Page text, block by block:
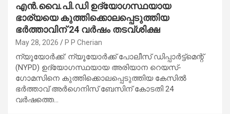
എൻ.വൈ.പി.ഡി ഉദ്യോഗസ്ഥയായ
ഭാര്യയെ കുത്തിക്കൊലപ്പെടുത്തിയ
ഭർത്താവിന് 24 വർഷം തടവ്ശിക്ഷ
May 28, 2026 P P Cherian
ന്യൂയോർക്ക്: ന്യൂയോർക്ക് പോലീസ് ഡിപ്പാർട്ട്മെന്റ്
(NYPD) ഉദ്യോഗസ്ഥയായ അരിയാന റെയസ്-
ഗോമസിനെ കുത്തിക്കൊലപ്പെടുത്തിയ കേസിൽ
ഭർത്താവ് അർഗെനിസ് ബേസിന് കോടതി 24
വർഷത്തെ…